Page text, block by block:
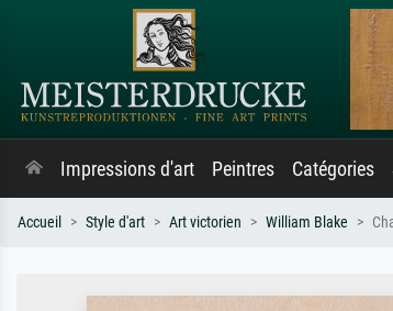
Impressions d'art Peintres Catégories
Accueil Style d'art Art victorien William Blake